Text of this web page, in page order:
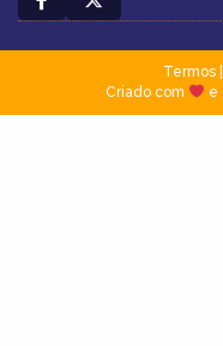
Termos|
Criado com
e